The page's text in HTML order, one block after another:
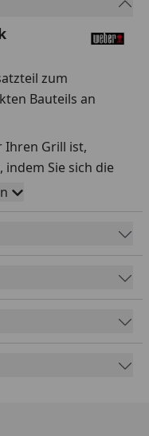
zum
Bauteils an
Ihren Grill ist,
Sie sich die
anschauen und dort
kommen Sie
Sie die
bitteHIER.